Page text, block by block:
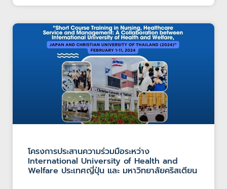
โครงการประสานความร่วมมือระหว่าง
International University of Health and
Welfare ประเทศญี่ปุ่น และ มหาวิทยาลัยคริสเตียน